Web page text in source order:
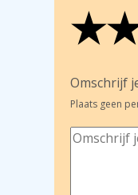
★
★
★
★
★
Omschrijf
Plaats geen